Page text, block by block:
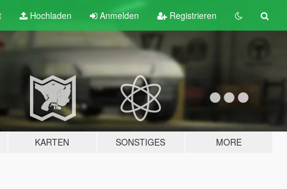
Hochladen Anmelden Registrieren
KARTEN SONSTIGES MORE